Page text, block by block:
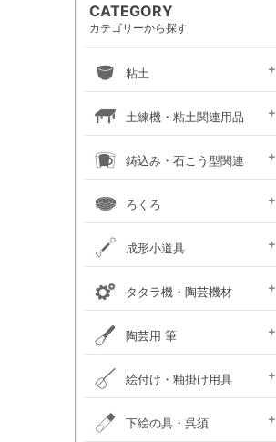
CATEGORY
カテゴリーから探す
粘土
信楽系粘土
伝統系粘土
創作系粘土
カラー粘土
陶紙
道具土
練り込み絵の具
土練機・粘土関連用品
常圧式土練機
真空式土練機
粘土板・粘土吸水板
粘土粉砕機
粘土練り台・作陶台
粘土貯蔵容器
粘土乾燥箱・棚
鋳込み・石こう型関連
鋳込み用原料
鋳込み用石膏型
鋳込み・石膏型用品
手押し用石膏型
ろくろ
手ろくろ
小型 電動ろくろ
大型 電動ろくろ
電動ろくろオプション
カメ板・芯出し用具
ろくろ作業台・椅子
成形小道具
成形用具セット
かきベラ
カンナ
こて
ヘラ
粘土板・粘土吸水板
延べ棒
切り弓・鹿皮・土かきベラ
トースカン
ポンス・型抜き
印花・装飾用道具
タタラ機・陶芸機材
ポットミル機
タタラ機
釉薬攪拌機
秤
ひも作り機
グラインダ・ハマすり機
陶芸用 筆
陶芸用筆セット
面相筆
彩色･呉須筆
ダミ筆
竹刷毛･平刷毛･平筆
絵付け・釉掛け用具
絵付け・釉掛けセット
絵付け用小道具
梅皿･重ね皿
スポイト･比重計
霧吹き
釉掛けハサミ･柄杓
釉薬攪拌機
上薬容器
釉はがし刷毛･スポンジ
乳鉢
ふるい
のり剤・溶媒剤
（撥水剤・マスキング）
沈殿防止剤・解固剤
下絵の具・呉須